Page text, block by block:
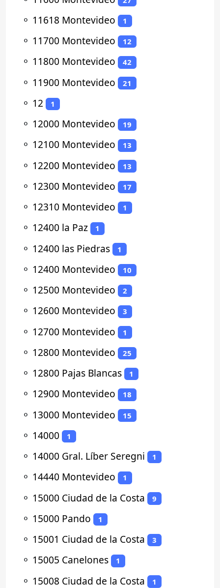
⚬ 11618 Montevideo 1
⚬ 11700 Montevideo 12
⚬ 11800 Montevideo 42
⚬ 11900 Montevideo 21
⚬ 12 1
⚬ 12000 Montevideo 19
⚬ 12100 Montevideo 13
⚬ 12200 Montevideo 13
⚬ 12300 Montevideo 17
⚬ 12310 Montevideo 1
⚬ 12400 la Paz 1
⚬ 12400 las Piedras 1
⚬ 12400 Montevideo 10
⚬ 12500 Montevideo 2
⚬ 12600 Montevideo 3
⚬ 12700 Montevideo 1
⚬ 12800 Montevideo 25
⚬ 12800 Pajas Blancas 1
⚬ 12900 Montevideo 18
⚬ 13000 Montevideo 15
⚬ 14000 1
⚬ 14000 Gral. Líber Seregni 1
⚬ 14440 Montevideo 1
⚬ 15000 Ciudad de la Costa 9
⚬ 15000 Pando 1
⚬ 15001 Ciudad de la Costa 3
⚬ 15005 Canelones 1
⚬ 15008 Ciudad de la Costa 1